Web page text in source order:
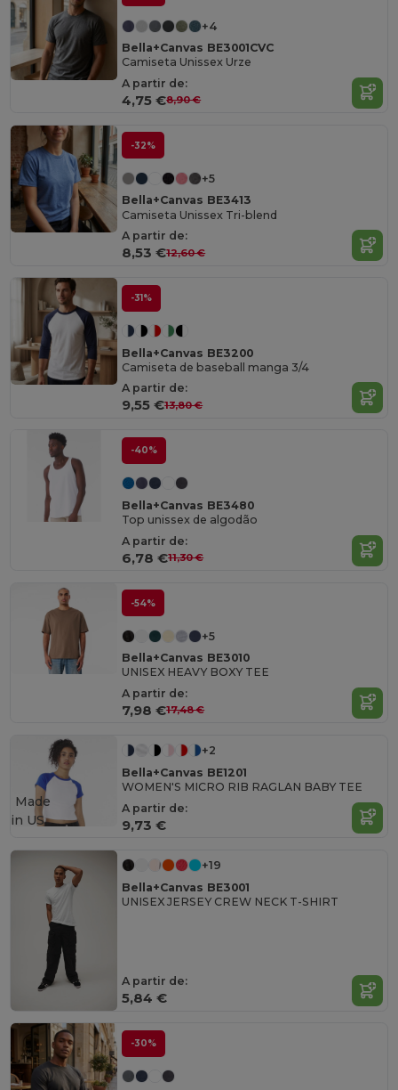
+4
Bella+Canvas BE3001CVC
Camiseta Unissex Urze
A partir de:
4,75 €8,90 €
-32%
+5
Bella+Canvas BE3413
Camiseta Unissex Tri-blend
A partir de:
8,53 €12,60 €
-31%
Bella+Canvas BE3200
Camiseta de baseball manga 3/4
A partir de:
9,55 €13,80 €
-40%
Bella+Canvas BE3480
Top unissex de algodão
A partir de:
6,78 €11,30 €
-54%
+5
Bella+Canvas BE3010
UNISEX HEAVY BOXY TEE
A partir de:
7,98 €17,48 €
+2
Bella+Canvas BE1201
WOMEN'S MICRO RIB RAGLAN BABY TEE
A partir de:
9,73 €
Made
in US
+19
Bella+Canvas BE3001
UNISEX JERSEY CREW NECK T-SHIRT
A partir de:
5,84 €
-30%